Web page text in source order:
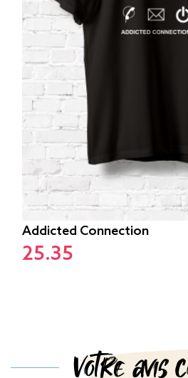
Addicted Connection
25.35
Votre avis